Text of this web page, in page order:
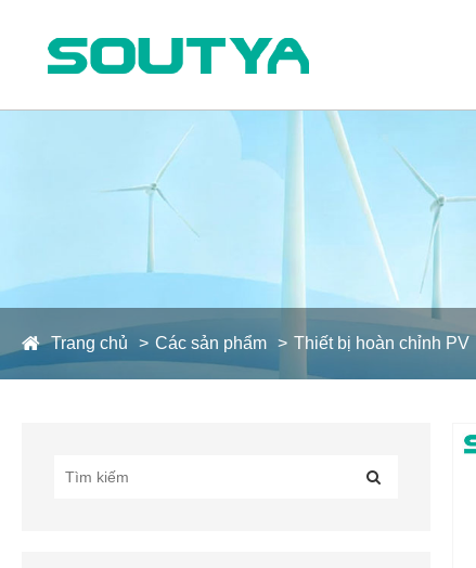
Trang chủ Các sản phẩm Thiết bị hoàn chỉnh PV